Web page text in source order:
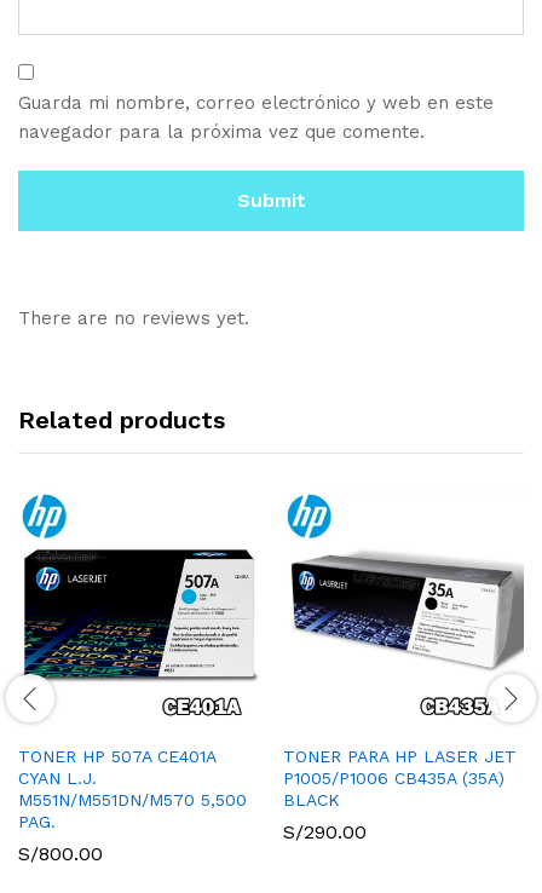
Guarda mi nombre, correo electrónico y web en este
navegador para la próxima vez que comente.
There are no reviews yet.
Related products
TONER HP 507A CE401A
CYAN L.J.
M551N/M551DN/M570 5,500
PAG.
S/800.00
TONER PARA HP LASER JET
P1005/P1006 CB435A (35A)
BLACK
S/290.00